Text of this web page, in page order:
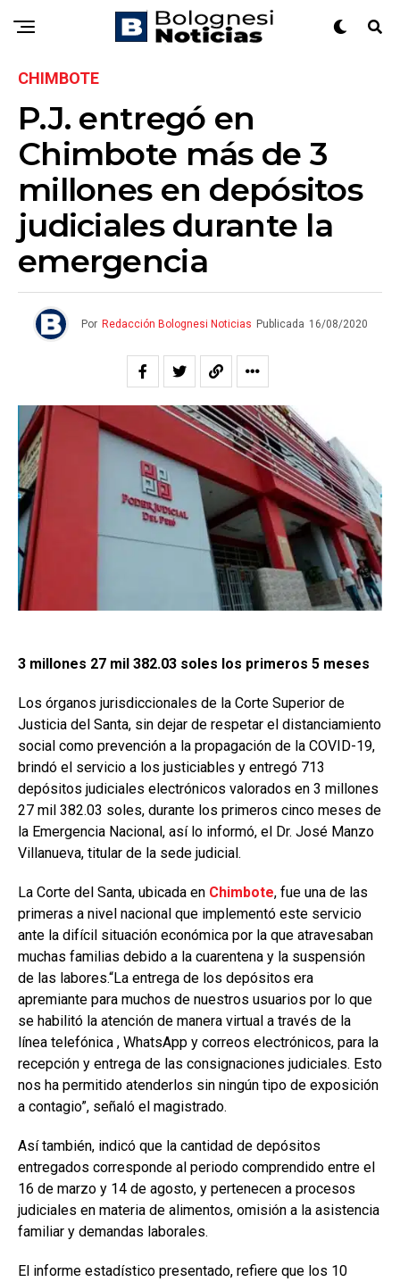
CHIMBOTE
P.J. entregó en
Chimbote más de 3
millones en depósitos
judiciales durante la
emergencia
Por Redacción Bolognesi Noticias Publicada 16/08/2020
3 millones 27 mil 382.03 soles los primeros 5 meses
Los órganos jurisdiccionales de la Corte Superior de
Justicia del Santa, sin dejar de respetar el distanciamiento
social como prevención a la propagación de la COVID-19,
brindó el servicio a los justiciables y entregó 713
depósitos judiciales electrónicos valorados en 3 millones
27 mil 382.03 soles, durante los primeros cinco meses de
la Emergencia Nacional, así lo informó, el Dr. José Manzo
Villanueva, titular de la sede judicial.
La Corte del Santa, ubicada en Chimbote, fue una de las
primeras a nivel nacional que implementó este servicio
ante la difícil situación económica por la que atravesaban
muchas familias debido a la cuarentena y la suspensión
de las labores.“La entrega de los depósitos era
apremiante para muchos de nuestros usuarios por lo que
se habilitó la atención de manera virtual a través de la
línea telefónica , WhatsApp y correos electrónicos, para la
recepción y entrega de las consignaciones judiciales. Esto
nos ha permitido atenderlos sin ningún tipo de exposición
a contagio”, señaló el magistrado.
Así también, indicó que la cantidad de depósitos
entregados corresponde al periodo comprendido entre el
16 de marzo y 14 de agosto, y pertenecen a procesos
judiciales en materia de alimentos, omisión a la asistencia
familiar y demandas laborales.
El informe estadístico presentado, refiere que los 10